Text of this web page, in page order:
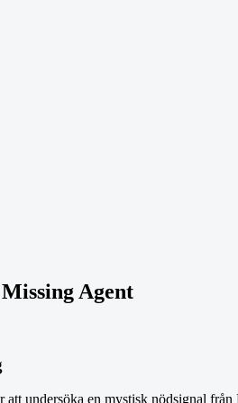
Agent
att undersöka en mystisk nödsignal från